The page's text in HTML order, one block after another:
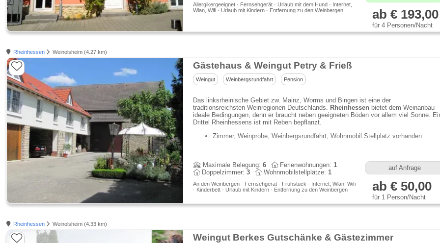
Allergikergeeignet · Fernsehgerät · Urlaub mit dem Hund · Internet,
Wlan, Wifi · Urlaub mit Kindern · Entfernung zu den Weinbergen
ab € 193,00
für 4 Personen/Nacht
Rheinhessen Weinolsheim (4.27 km)
Gästehaus & Weingut Petry & Frieß
Weingut Weinbergsrundfahrt Pension
Das linksrheinische Gebiet zw. Mainz, Worms und Bingen ist eine der
traditionsreichsten Weinregionen Deutschlands.
Rheinhessen bietet dem Weinanbau
ideale Bedingungen, denn er braucht neben geeigneten Böden vor allem viel Sonne.
Drittel Rheinhessens ist mit Reben bepflanzt.
Zimmer, Weinprobe, Weinbergsrundfahrt, Wohnmobil Stellplatz vorhanden
Maximale Belegung: 6 Ferienwohnungen: 1
Doppelzimmer: 3 Wohnmobilstellplätze: 1
An den Weinbergen · Fernsehgerät · Frühstück · Internet, Wlan, Wifi
· Kinderbett · Urlaub mit Kindern · Entfernung zu den Weinbergen
auf Anfrage
ab € 50,00
für 1 Person/Nacht
Rheinhessen Weinolsheim (4.33 km)
Weingut Berkes Gutschänke & Gästezimmer